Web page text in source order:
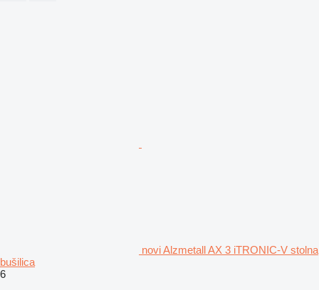
novi Alzmetall AX 3 iTRONIC-V stolna
bušilica
6